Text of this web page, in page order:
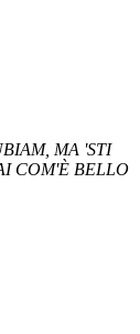
MA 'STI
COM'È BELLO